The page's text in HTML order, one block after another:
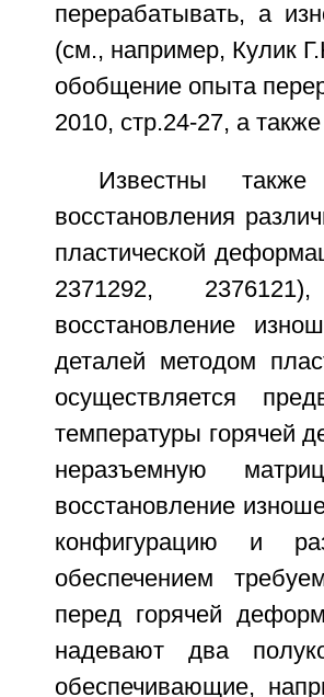
перерабатывать, а
(см., например, Кулик
обобщение опыта
2010, стр.24-27, а
Известны
восстановления
пластической
2371292,
восстановление
деталей методом
осуществляется
температуры горячей
неразъемную
восстановление
конфигурацию и
обеспечением
перед горячей
надевают два
обеспечивающие,